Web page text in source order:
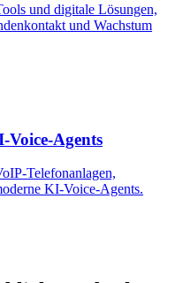
und digitale Lösungen,
und Wachstum
Voice-Agents
Telefonanlagen,
KI-Voice-Agents.